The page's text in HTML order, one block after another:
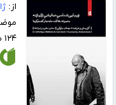
از:
۱۲۴ صفحه